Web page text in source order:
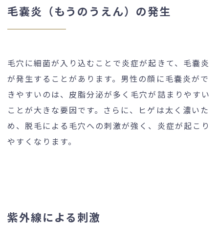
毛嚢炎（もうのうえん）の発生
毛穴に細菌が入り込むことで炎症が起きて、毛嚢炎
が発生することがあります。男性の顔に毛嚢炎がで
きやすいのは、皮脂分泌が多く毛穴が詰まりやすい
ことが大きな要因です。さらに、ヒゲは太く濃いた
め、脱毛による毛穴への刺激が強く、炎症が起こり
やすくなります。
紫外線による刺激